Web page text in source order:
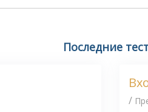
Последние
/